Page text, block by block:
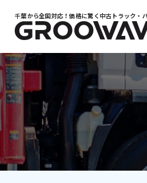
千葉から全国対応！価格に驚く中古トラック・